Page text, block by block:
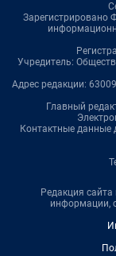
Зарегистрировано
Учредитель:
Адрес редакции:
Главный
Контактные данные
Редакция сайта
информации,